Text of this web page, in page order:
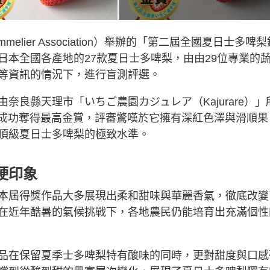
Association）舉辦的「第二屆全國夏日士多啤梨
本全國各產地的27款夏日士多啤梨，由由29位專業的
資訊的情況下，進行盲測評選。
奈良縣天理市「いちご農園カジュレア（Kajurare）」
功奪得最高金賞，評審驚嘆於它擁有深紅色澤與滑順果
級夏日士多啤梨的極致水準。
印象
屆得獎作品大多展現出柔和甜味與華麗香氣，徹底改
近年酷暑的氣候挑戰下，各地農民仍能培育出充滿個
在保留夏季士多啤梨特有酸味的同時，更對甜度與口